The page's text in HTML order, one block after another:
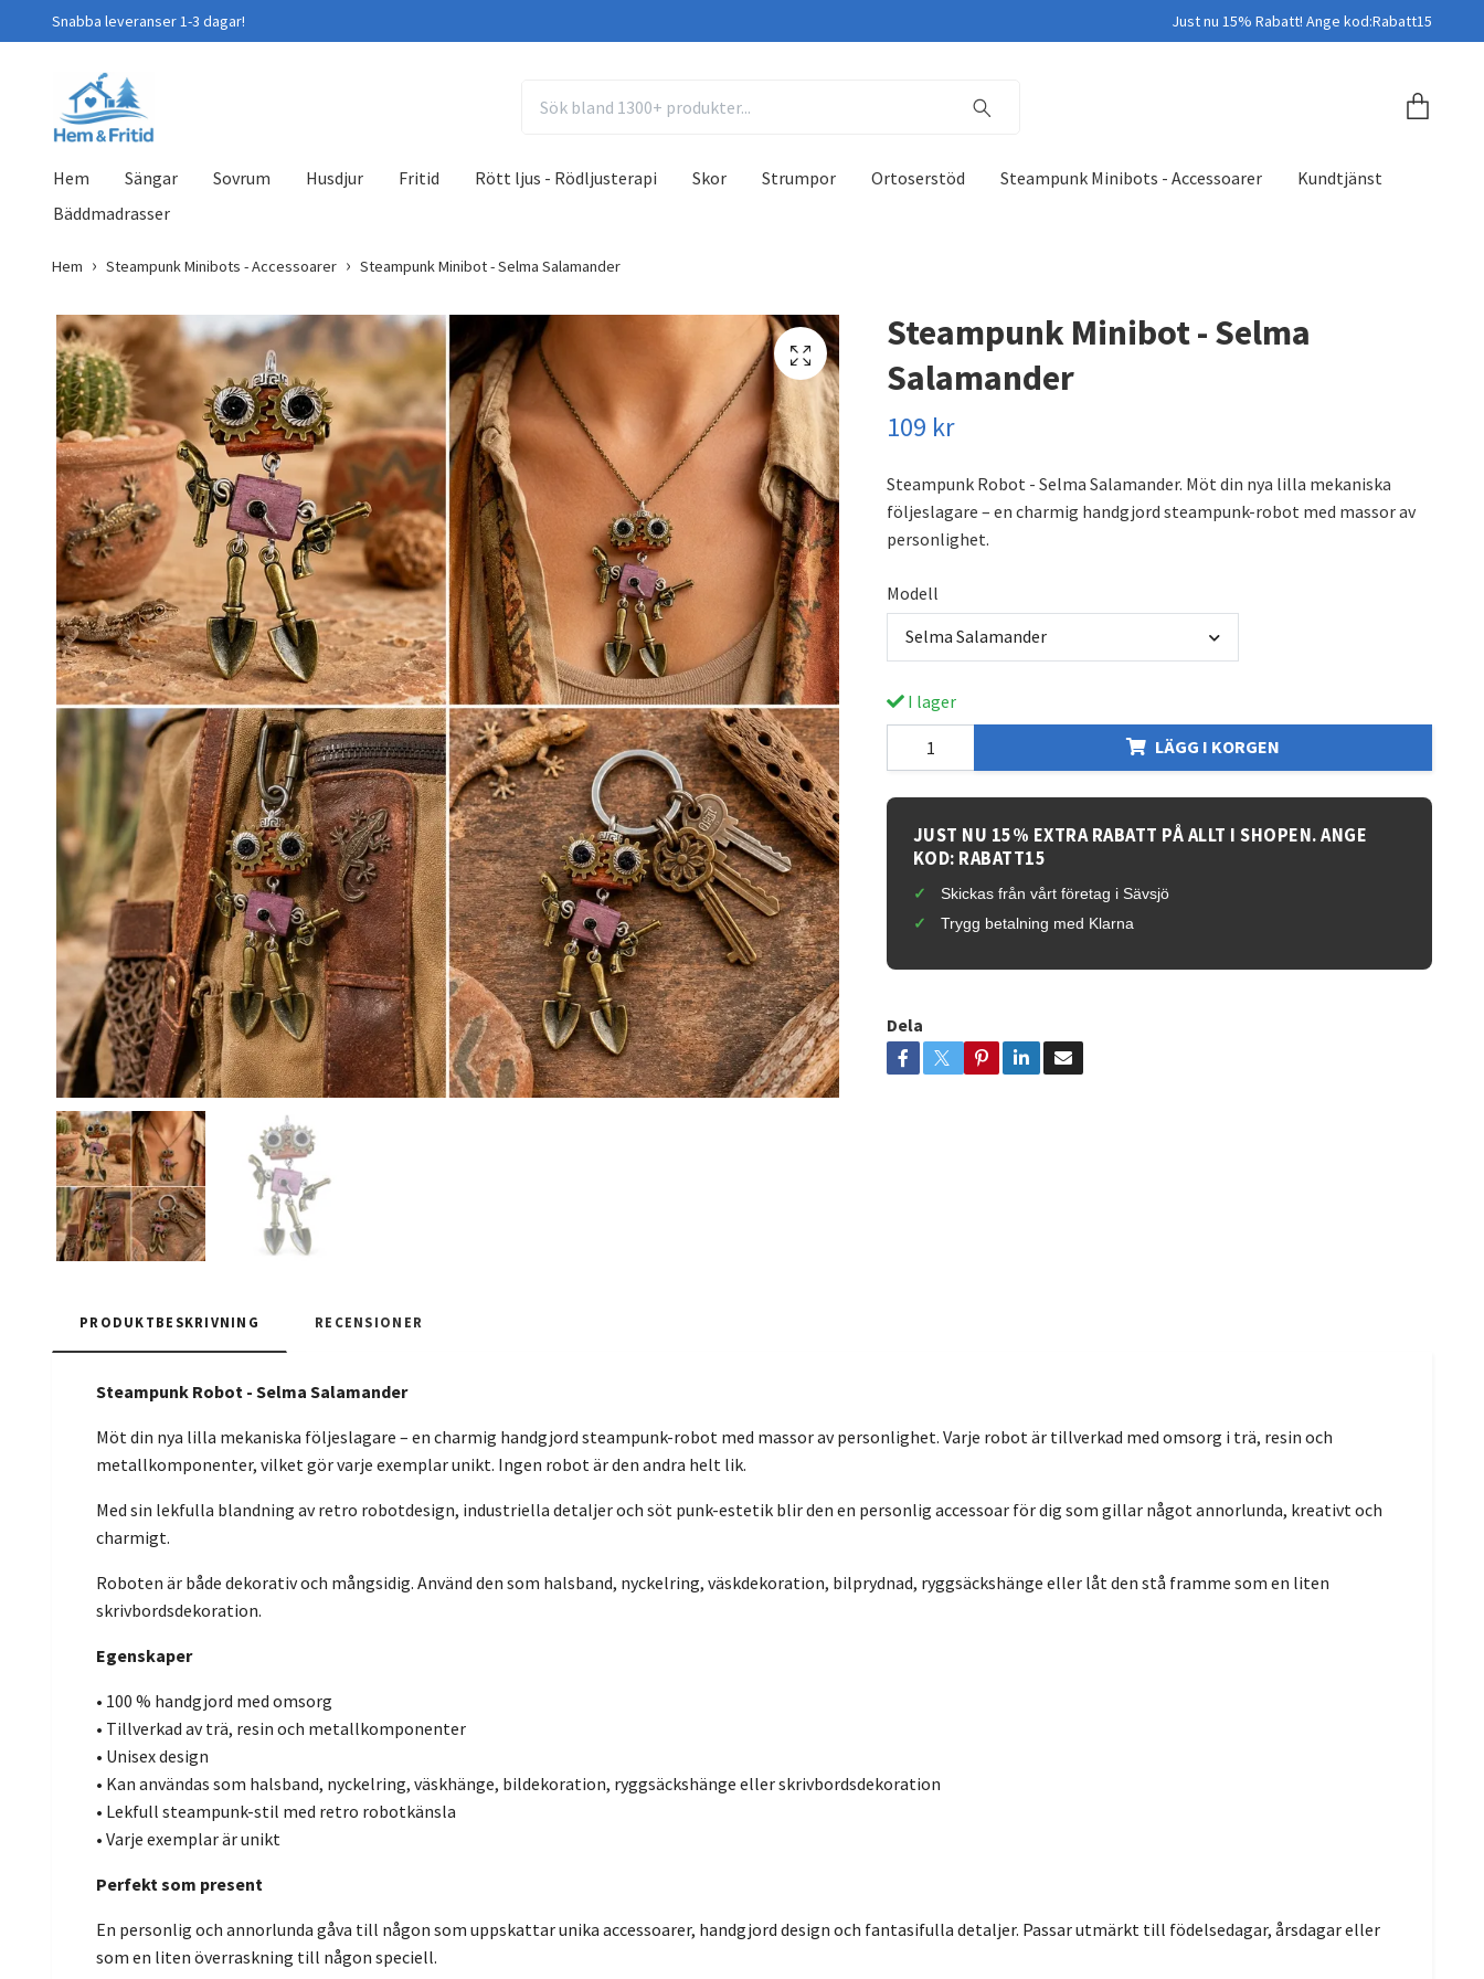
Snabba leveranser 1-3 dagar! Just nu 15% Rabatt! Ange kod:Rabatt15
Hem Sängar Sovrum Husdjur Fritid Rött ljus - Rödljusterapi Skor Strumpor Ortoserstöd Steampunk Minibots - Accessoarer
Kundtjänst
Bäddmadrasser
Hem Steampunk Minibots - Accessoarer Steampunk Minibot - Selma Salamander
Steampunk Minibot - Selma
Salamander
109 kr
Steampunk Robot - Selma Salamander. Möt din nya lilla mekaniska
följeslagare – en charmig handgjord steampunk-robot med massor av
personlighet.
Modell
Selma Salamander
I lager
LÄGG I KORGEN
JUST NU 15% EXTRA RABATT PÅ ALLT I SHOPEN. ANGE
KOD: RABATT15
Skickas från vårt företag i Sävsjö
Trygg betalning med Klarna
Dela
PRODUKTBESKRIVNING RECENSIONER
Steampunk Robot - Selma Salamander
Möt din nya lilla mekaniska följeslagare – en charmig handgjord steampunk-robot med massor av personlighet. Varje robot är tillverkad med omsorg i trä, resin och
metallkomponenter, vilket gör varje exemplar unikt. Ingen robot är den andra helt lik.
Med sin lekfulla blandning av retro robotdesign, industriella detaljer och söt punk-estetik blir den en personlig accessoar för dig som gillar något annorlunda, kreativt och
charmigt.
Roboten är både dekorativ och mångsidig. Använd den som halsband, nyckelring, väskdekoration, bilprydnad, ryggsäckshänge eller låt den stå framme som en liten
skrivbordsdekoration.
Egenskaper
• 100 % handgjord med omsorg
• Tillverkad av trä, resin och metallkomponenter
• Unisex design
• Kan användas som halsband, nyckelring, väskhänge, bildekoration, ryggsäckshänge eller skrivbordsdekoration
• Lekfull steampunk-stil med retro robotkänsla
• Varje exemplar är unikt
Perfekt som present
En personlig och annorlunda gåva till någon som uppskattar unika accessoarer, handgjord design och fantasifulla detaljer. Passar utmärkt till födelsedagar, årsdagar eller
som en liten överraskning till någon speciell.